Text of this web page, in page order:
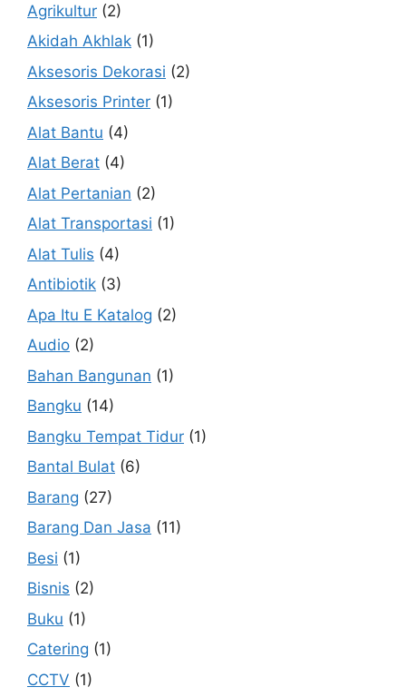
Agrikultur (2)
Akidah Akhlak (1)
Aksesoris Dekorasi (2)
Aksesoris Printer (1)
Alat Bantu (4)
Alat Berat (4)
Alat Pertanian (2)
Alat Transportasi (1)
Alat Tulis (4)
Antibiotik (3)
Apa Itu E Katalog (2)
Audio (2)
Bahan Bangunan (1)
Bangku (14)
Bangku Tempat Tidur (1)
Bantal Bulat (6)
Barang (27)
Barang Dan Jasa (11)
Besi (1)
Bisnis (2)
Buku (1)
Catering (1)
CCTV (1)